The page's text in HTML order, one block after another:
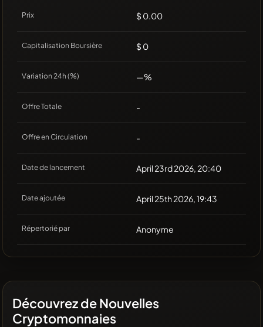
Prix $ 0.00
Capitalisation Boursière $ 0
Variation 24h (%) —%
Offre Totale -
Offre en Circulation -
Date de lancement April 23rd 2026, 20:40
Date ajoutée April 25th 2026, 19:43
Répertorié par Anonyme
Découvrez de Nouvelles
Cryptomonnaies